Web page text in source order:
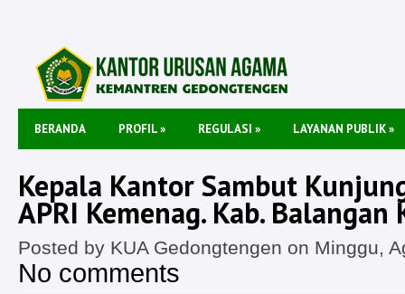
BERANDA PROFIL» REGULASI » LAYANAN PUBLIK»
Kepala Kantor Sambut
APRI Kemenag. Kab. Balangan
Posted by KUA Gedongtengen on Minggu,
No comments